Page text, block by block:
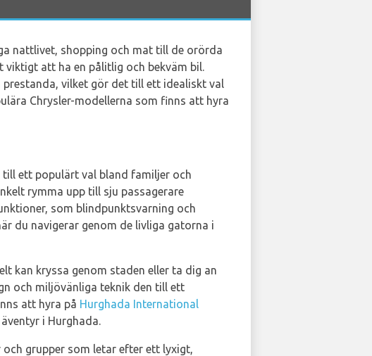
nattlivet, shopping och mat till de orörda
att ha en pålitlig och bekväm bil.
vilket gör det till ett idealiskt val
Chrysler-modellerna som finns att hyra
till ett populärt val bland familjer och
rymma upp till sju passagerare
som blindpunktsvarning och
du navigerar genom de livliga gatorna i
kan kryssa genom staden eller ta dig an
och miljövänliga teknik den till ett
att hyra på Hurghada International
i Hurghada.
grupper som letar efter ett lyxigt,